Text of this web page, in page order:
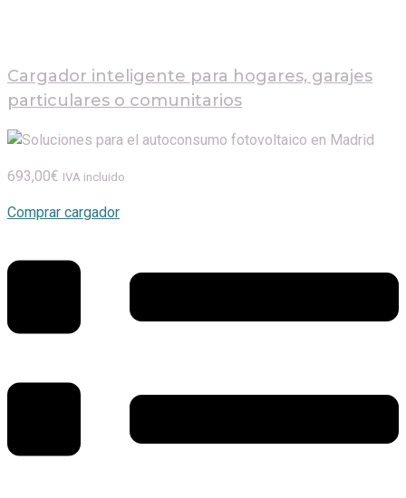
Cargador inteligente para hogares, garajes
particulares o comunitarios
693,00€ IVA incluido
Comprar cargador